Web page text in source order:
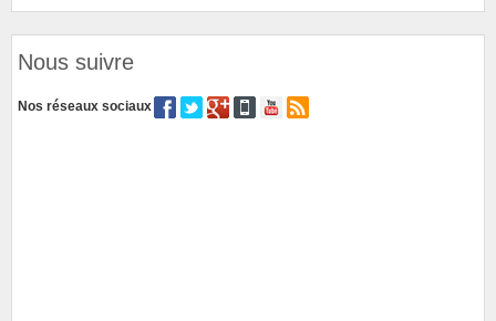
Nous suivre
Nos réseaux sociaux